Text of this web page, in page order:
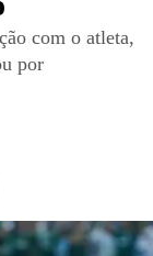
com o atleta,
por